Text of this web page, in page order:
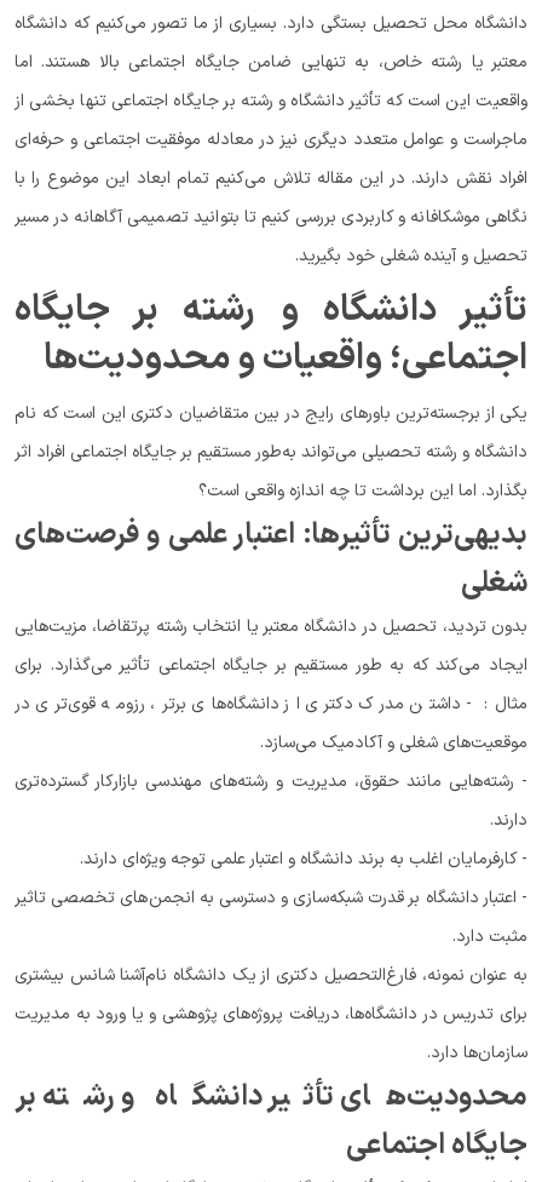
دانشگاه محل تحصیل بستگی دارد. بسیاری از ما تصور می‌کنیم که دانشگاه
معتبر یا رشته خاص، به تنهایی ضامن جایگاه اجتماعی بالا هستند. اما
واقعیت این است که تأثیر دانشگاه و رشته بر جایگاه اجتماعی تنها بخشی از
ماجراست و عوامل متعدد دیگری نیز در معادله موفقیت اجتماعی و حرفه‌ای
افراد نقش دارند. در این مقاله تلاش می‌کنیم تمام ابعاد این موضوع را با
نگاهی موشکافانه و کاربردی بررسی کنیم تا بتوانید تصمیمی آگاهانه در مسیر
تحصیل و آینده شغلی خود بگیرید.
تأثیر دانشگاه و رشته بر جایگاه
اجتماعی؛ واقعیات و محدودیت‌ها
یکی از برجسته‌ترین باورهای رایج در بین متقاضیان دکتری این است که نام
دانشگاه و رشته تحصیلی می‌تواند به‌طور مستقیم بر جایگاه اجتماعی افراد اثر
بگذارد. اما این برداشت تا چه اندازه واقعی است؟
بدیهی‌ترین تأثیرها: اعتبار علمی و فرصت‌های
شغلی
بدون تردید، تحصیل در دانشگاه معتبر یا انتخاب رشته پرتقاضا، مزیت‌هایی
ایجاد می‌کند که به طور مستقیم بر جایگاه اجتماعی تأثیر می‌گذارد. برای
مثال: - داشتن مدرک دکتری از دانشگاه‌های برتر، رزومه قوی‌تری در
موقعیت‌های شغلی و آکادمیک می‌سازد.
- رشته‌هایی مانند حقوق، مدیریت و رشته‌های مهندسی بازارکار گسترده‌تری
دارند.
- کارفرمایان اغلب به برند دانشگاه و اعتبار علمی توجه ویژه‌ای دارند.
- اعتبار دانشگاه بر قدرت شبکه‌سازی و دسترسی به انجمن‌های تخصصی تاثیر
مثبت دارد.
به عنوان نمونه، فارغ‌التحصیل دکتری از یک دانشگاه نام‌آشنا شانس بیشتری
برای تدریس در دانشگاه‌ها، دریافت پروژه‌های پژوهشی و یا ورود به مدیریت
سازمان‌ها دارد.
محدودیت‌های تأثیر دانشگاه و رشته بر
جایگاه اجتماعی